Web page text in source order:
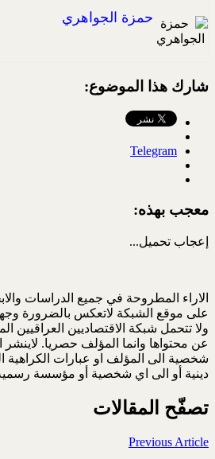
حمزة الجواهري
شارك هذا الموضوع:
Telegram
معجب بهذه:
إعجاب تحميل...
الاراء المطروحة في جميع الدراسات
على موقع الشبكة لاتعكس بالضرورة
ولا تتحمل شبكة الاقتصاديين العراقيين
عن محتواها وانما المؤلف حصريا.
شخصية الى المؤلف او عبارات
دينية أو الى اي شخصية أو مؤسسة رسمية
تصفّح المقالات
Previous Article